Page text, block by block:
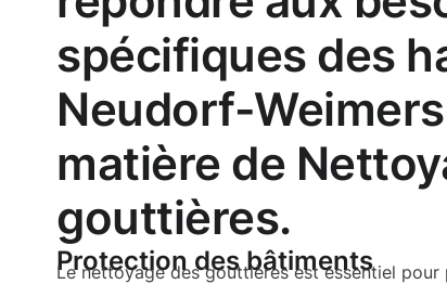
spécifiques des
Neudorf-
matière de
gouttières.
Protection des bâtiments
Le nettoyage des gouttières est essentiel pour